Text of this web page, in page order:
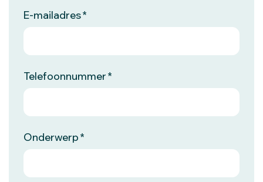
E-mailadres
Telefoonnummer
Onderwerp